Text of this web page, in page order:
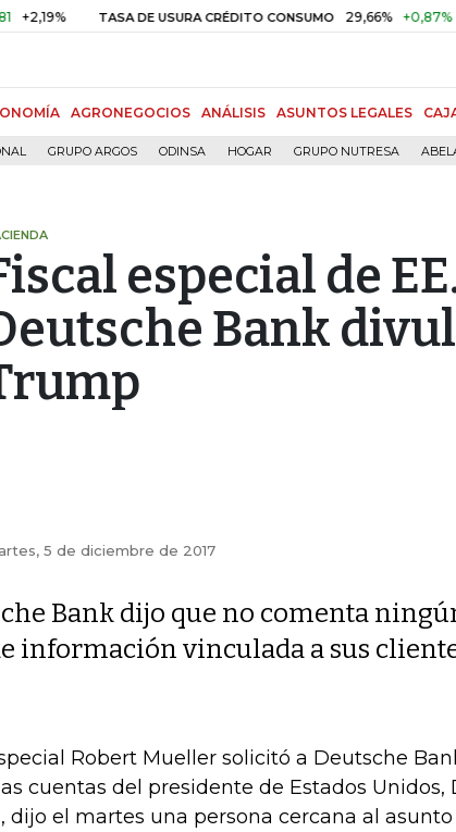
TASA DE USURA CRÉDITO CONSUMO 29,66% +0,87% +3,02%
AGRONEGOCIOS ANÁLISIS ASUNTOS LEGALES
GRUPO ARGOS ODINSA HOGAR GRUPO NUTRESA
especial de
Bank
5 de diciembre de 2017
Bank dijo que no comenta
información vinculada a sus
Robert Mueller solicitó a Deutsche
cuentas del presidente de Estados Unidos,
dijo el martes una persona cercana al asunto